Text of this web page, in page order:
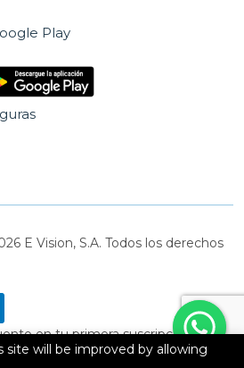
Play
E Vision, S.A. Todos los derechos
en tu primera suscripción
site will be improved by allowing